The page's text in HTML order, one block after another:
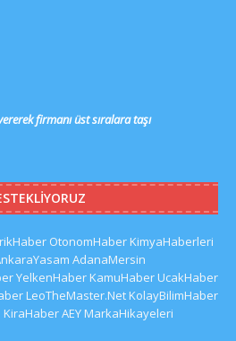
firmanı üst sıralara taşı
OtonomHaberKimyaHaberleri
AdanaMersin
YelkenHaberKamuHaberUcakHaber
LeoTheMaster.NetKolayBilimHaber
KiraHaberAEYMarkaHikayeleri